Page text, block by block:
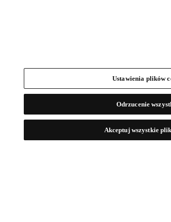
Ustawienia plików
Odrzucenie
Akceptuj wszystkie